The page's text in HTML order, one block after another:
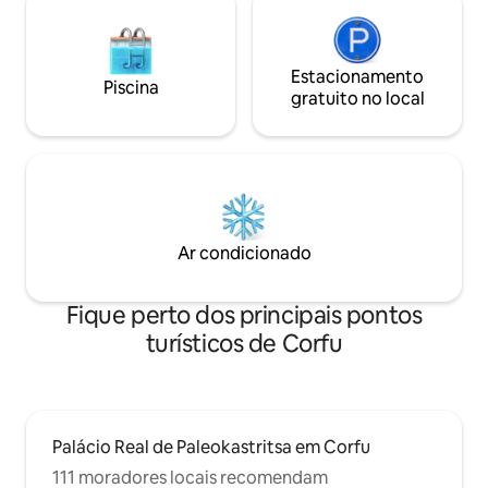
Piscina
Estacionamento
gratuito no local
Ar condicionado
Fique perto dos principais pontos
turísticos de Corfu
Palácio Real de Paleokastritsa em Corfu
111 moradores locais recomendam